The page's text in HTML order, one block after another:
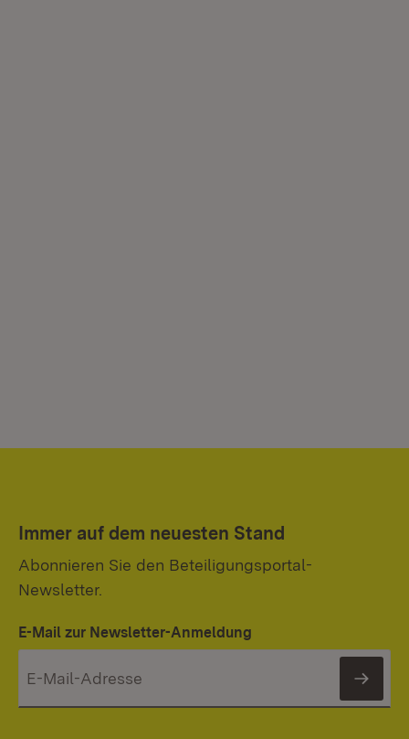
Immer auf dem neuesten Stand
Abonnieren Sie den Beteiligungsportal-
Newsletter.
E-Mail zur Newsletter-Anmeldung